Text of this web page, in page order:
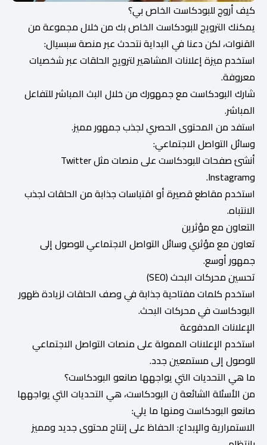
كيف أروج للبودكاست الخاص بي؟
يمكنك الترويج للبودكاست الخاص بك من خلال مجموعة من
القنوات، لكن دعنا في البداية نتحدث عبر منصة سبسيال:
استخدم ميزة إعلانات المشاهير لترويج الحلقات عبر شخصيات
معروفة.
شارك البودكاست مع جمهورك من خلال البث المباشر للتفاعل
المباشر.
استفد من المحتوى الحصري لجذب جمهور مميز.
وسائل التواصل الاجتماعي:
أنشئ صفحات للبودكاست على منصات مثل Twitter
وInstagram.
استخدم مقاطع قصيرة أو اقتباسات جذابة من الحلقات لجذب
الانتباه.
التعاون مع مؤثرين
تعاون مع مؤثري وسائل التواصل الاجتماعي للوصول إلى
جمهور أوسع.
تحسين محركات البحث (SEO)
استخدم كلمات مفتاحية جذابة في وصف الحلقات لزيادة ظهور
البودكاست في محركات البحث.
الإعلانات المدفوعة
استخدم الإعلانات الممولة على منصات التواصل الاجتماعي
للوصول إلى مستمعين جدد.
ما هي التحديات التي يواجهها صانعو البودكاست؟
من الأسئلة الشائعة ن البودكاست، هي التحديات التي يواجهها
صانعو البودكاست ومنها ما يلي:
الاستمرارية والإبداع: الحفاظ على إنتاج محتوى جديد ومميز